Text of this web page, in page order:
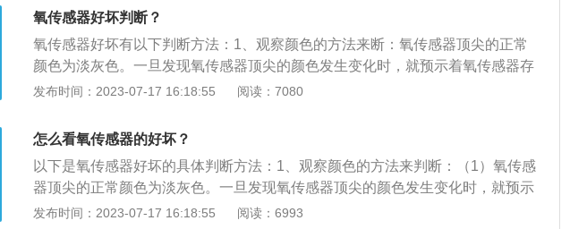
制，当空气进量小（排气温度低）电流流向加热棒加热传感器，使能精确检测氧
气浓度。
氧传感器好坏判断？
氧传感器好坏有以下判断方法：1、观察颜色的方法来断：氧传感器顶尖的正常
颜色为淡灰色。一旦发现氧传感器顶尖的颜色发生变化时，就预示着氧传感器存
在着故障或者故障隐患。黑色顶尖的氧传感器是由碳污染造成，拆下后，应清除
后，拔下氧传感器的导线连接器，用电阻表检测压力传感器的端子之间的电阻
值，电阻值应符合具体车型标准值的要求(一般为4-40Ω)，如电阻值不符合要求，
则应更换氧传感器。3、汽车电脑检测仪检查来判断：需要着车，热车，水温达
到80度，查看电脑检测仪氧传感器的电压值会在0v-1v不断变化，频率越快，传
感器越好。如果电压是0v或1v，或不变化说明该传感器已经老化，或工作不良，
发布时间：2023-07-17 16:18:55 阅读：7080
怎么看氧传感器的好坏？
以下是氧传感器好坏的具体判断方法：1、观察颜色的方法来判断：（1）氧传感
器顶尖的正常颜色为淡灰色。一旦发现氧传感器顶尖的颜色发生变化时，就预示
着氧传感器存在着故障或者故障隐患。（2）黑色顶尖的氧传感器是由碳污染所
发布时间：2023-07-17 16:18:55 阅读：6993